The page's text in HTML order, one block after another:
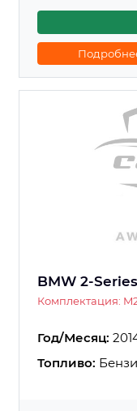
BMW 2-Series
Комплектация:
Год/Месяц:
Топливо: